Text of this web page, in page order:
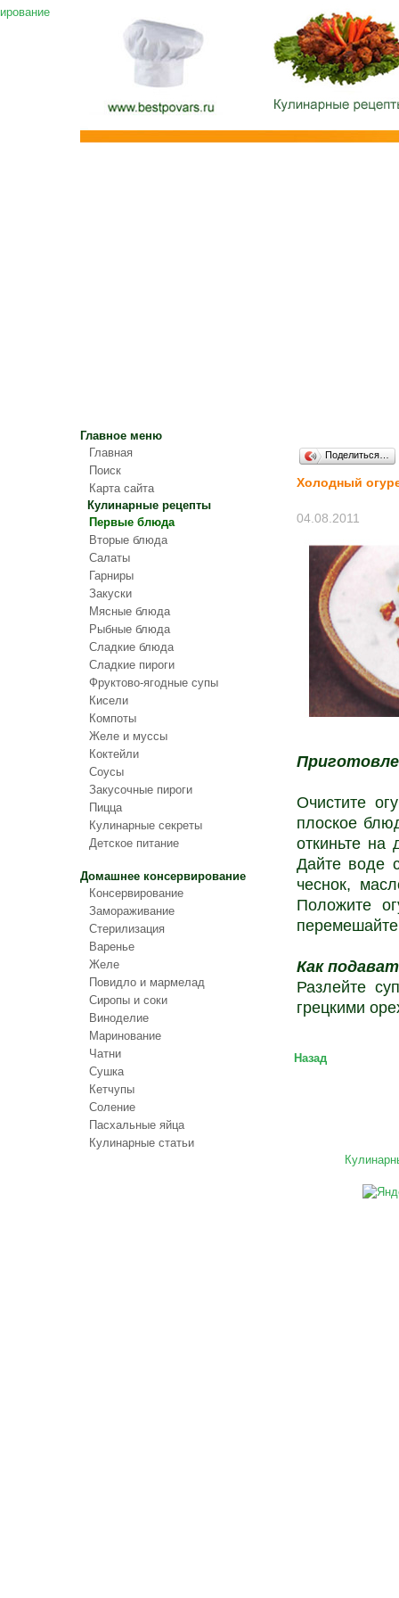
Главное меню
Главная
Поиск
Карта сайта
Кулинарные рецепты
Первые блюда
Вторые блюда
Салаты
Гарниры
Закуски
Мясные блюда
Рыбные блюда
Сладкие блюда
Сладкие пироги
Фруктово-ягодные супы
Кисели
Компоты
Желе и муссы
Коктейли
Соусы
Закусочные пироги
Пицца
Кулинарные секреты
Детское питание
Домашнее консервирование
Консервирование
Замораживание
Стерилизация
Варенье
Желе
Повидло и мармелад
Сиропы и соки
Виноделие
Маринование
Чатни
Сушка
Кетчупы
Соление
Пасхальные яйца
Кулинарные статьи
Поделиться…
Холодный
04.08.2011
Очистите
плоское
откиньте на
Дайте воде
чеснок,
Положите
Как
Разлейте
грецкими
Назад